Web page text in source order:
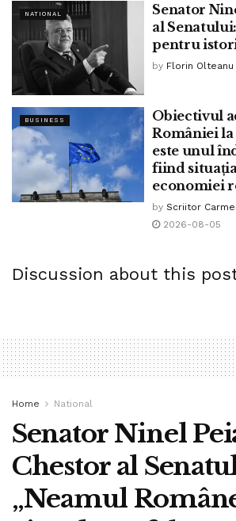
NATIONAL
Senator
al
pentru
by Florin Olteanu
BUSINESS
Obiectivul
României
este unul
fiind
economiei
by Scriitor
2026-08-05
Discussion about this
Home National
Senator Ninel
Chestor al
„Neamul